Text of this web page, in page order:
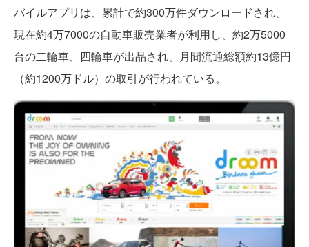
バイルアプリは、累計で約300万件ダウンロードされ、
現在約4万7000の自動車販売業者が利用し、約2万5000
台の二輪車、四輪車が出品され、月間流通総額約13億円
（約1200万ドル）の取引が行われている。